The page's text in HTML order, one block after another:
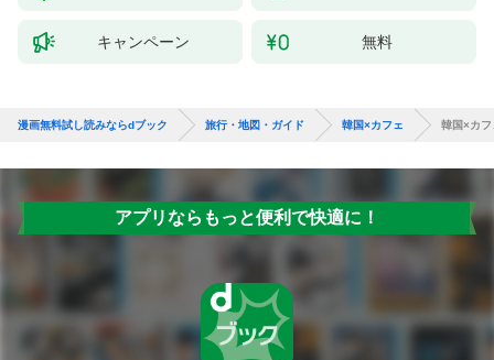
キャンペーン 無料
漫画無料試し読みならdブック 旅行・地図・ガイド 韓国×カフェ 韓国×カ
アプリならもっと便利で快適に！